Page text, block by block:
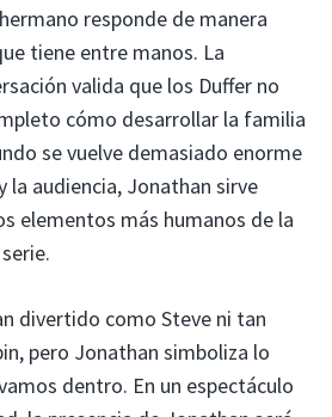
responde de manera
tiene entre manos. La
valida que los Duffer no
cómo desarrollar la familia
se vuelve demasiado enorme
la audiencia, Jonathan sirve
elementos más humanos de la
divertido como Steve ni tan
pero Jonathan simboliza lo
dentro. En un espectáculo